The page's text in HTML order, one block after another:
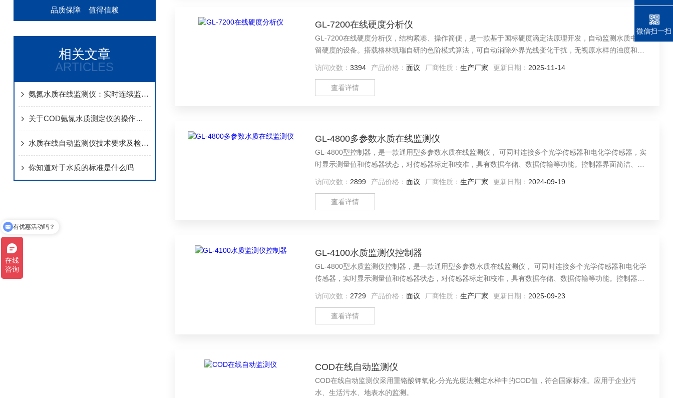
品质保障 值得信赖
相关文章
ARTICLES
氨氮水质在线监测仪：实时连续监测，精准预警水体氨氮污染
关于COD氨氮水质测定仪的操作注意事项
水质在线自动监测仪技术要求及检测方法
你知道对于水质的标准是什么吗
GL-7200在线硬度分析仪
GL-7200在线硬度分析仪，结构紧凑、操作简便，是一款基于国标硬度滴定法原理开发，自动监测水质中残
留硬度的设备。搭载格林凯瑞自研的色阶模式算法，可自动消除外界光线变化干扰，无视原水样的浊度和颜
访问次数：3394 产品价格：面议 厂商性质：生产厂家 更新日期： 2025-11-14
查看详情
GL-4800多参数水质在线监测仪
GL-4800型控制器，是一款通用型多参数水质在线监测仪， 可同时连接多个光学传感器和电化学传感器，实
时显示测量值和传感器状态，对传感器标定和校准，具有数据存储、数据传输等功能。控制器界面简洁、操
访问次数： 2899 产品价格：面议 厂商性质：生产厂家 更新日期： 2024-09-19
查看详情
GL-4100水质监测仪控制器
GL-4800型水质监测仪控制器，是一款通用型多参数水质在线监测仪， 可同时连接多个光学传感器和电化学
传感器，实时显示测量值和传感器状态，对传感器标定和校准，具有数据存储、数据传输等功能。控制器界
访问次数： 2729 产品价格：面议 厂商性质：生产厂家 更新日期： 2025-09-23
查看详情
COD在线自动监测仪
COD在线自动监测仪采用重铬酸钾氧化-分光光度法测定水样中的COD值，符合国家标准。应用于企业污
水、生活污水、地表水的监测。
微信扫一扫
有优惠活动吗？